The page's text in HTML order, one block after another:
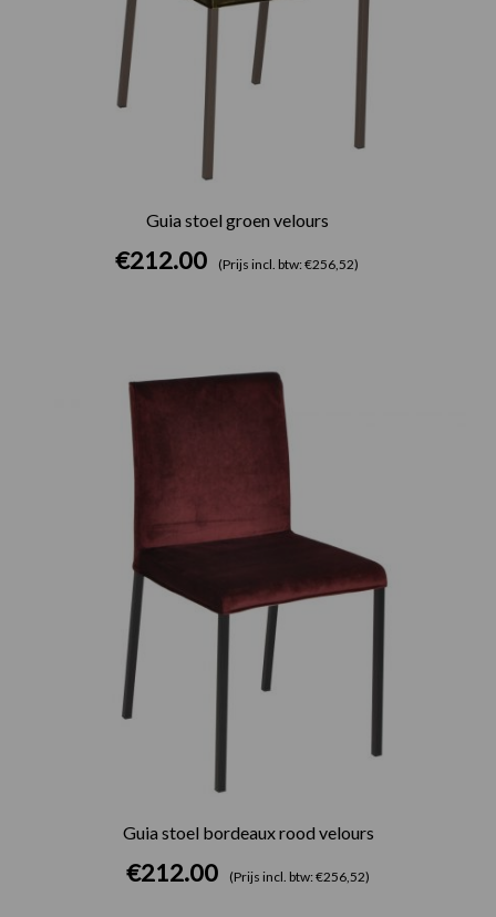
Guia stoel groen velours
€212.00 (Prijs incl. btw: €256,52)
Guia stoel bordeaux rood velours
€212.00 (Prijs incl. btw: €256,52)